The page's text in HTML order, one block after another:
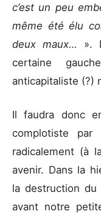
c’est un peu
même été élu
deux maux… ».
certaine
anticapitaliste (?)
Il faudra donc
complotiste
radicalement (à
avenir. Dans la
la destruction
avant notre